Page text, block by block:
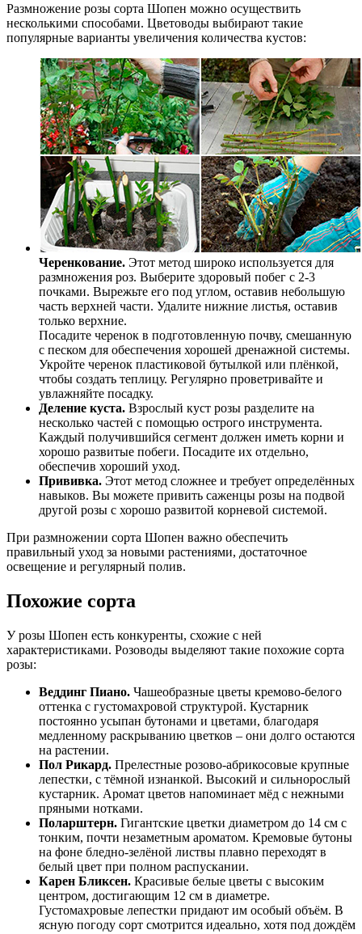
Размножение розы сорта Шопен можно осуществить
несколькими способами. Цветоводы выбирают такие
популярные варианты увеличения количества кустов:
Черенкование. Этот метод широко используется для
размножения роз. Выберите здоровый побег с 2-3
почками. Вырежьте его под углом, оставив небольшую
часть верхней части. Удалите нижние листья, оставив
только верхние.
Посадите черенок в подготовленную почву, смешанную
с песком для обеспечения хорошей дренажной системы.
Укройте черенок пластиковой бутылкой или плёнкой,
чтобы создать теплицу. Регулярно проветривайте и
увлажняйте посадку.
Деление куста. Взрослый куст розы разделите на
несколько частей с помощью острого инструмента.
Каждый получившийся сегмент должен иметь корни и
хорошо развитые побеги. Посадите их отдельно,
обеспечив хороший уход.
Прививка. Этот метод сложнее и требует определённых
навыков. Вы можете привить саженцы розы на подвой
другой розы с хорошо развитой корневой системой.
При размножении сорта Шопен важно обеспечить
правильный уход за новыми растениями, достаточное
освещение и регулярный полив.
Похожие сорта
У розы Шопен есть конкуренты, схожие с ней
характеристиками. Розоводы выделяют такие похожие сорта
розы:
Веддинг Пиано. Чашеобразные цветы кремово-белого
оттенка с густомахровой структурой. Кустарник
постоянно усыпан бутонами и цветами, благодаря
медленному раскрыванию цветков – они долго остаются
на растении.
Пол Рикард. Прелестные розово-абрикосовые крупные
лепестки, с тёмной изнанкой. Высокий и сильнорослый
кустарник. Аромат цветов напоминает мёд с нежными
пряными нотками.
Поларштерн. Гигантские цветки диаметром до 14 см с
тонким, почти незаметным ароматом. Кремовые бутоны
на фоне бледно-зелёной листвы плавно переходят в
белый цвет при полном распускании.
Карен Бликсен. Красивые белые цветы с высоким
центром, достигающим 12 см в диаметре.
Густомахровые лепестки придают им особый объём. В
ясную погоду сорт смотрится идеально, хотя под дождём